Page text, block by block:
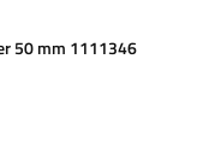
50 mm 1111346